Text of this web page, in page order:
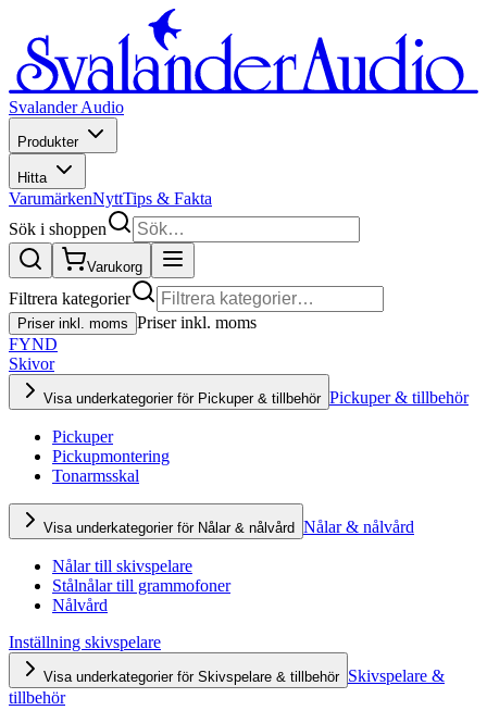
Svalander Audio
Produkter
Hitta
VarumärkenNyttTips & Fakta
Sök i shoppen
Varukorg
Filtrera kategorier
Priser inkl. moms Priser inkl. moms
FYND
Skivor
Visa underkategorier för Pickuper & tillbehör Pickuper & tillbehör
Pickuper
Pickupmontering
Tonarmsskal
Visa underkategorier för Nålar & nålvård Nålar & nålvård
Nålar till skivspelare
Stålnålar till grammofoner
Nålvård
Inställning skivspelare
Visa underkategorier för Skivspelare & tillbehör Skivspelare &
tillbehör